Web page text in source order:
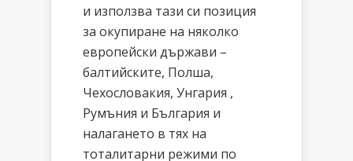
и използва тази си позиция
за окупиране на няколко
европейски държави –
балтийските, Полша,
Чехословакия, Унгария ,
Румъния и България и
налагането в тях на
тоталитарни режими по